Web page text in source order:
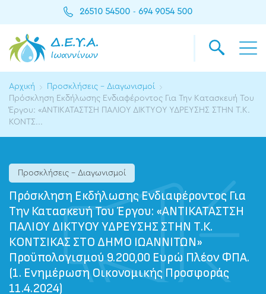
26510 54500 - 694 9054 500
Αρχική
Προσκλήσεις - Διαγωνισμοί
Πρόσκληση Εκδήλωσης Ενδιαφέροντος Για Την Κατασκευή Του
Έργου: «ΑΝΤΙΚΑΤΑΣΤΣΗ ΠΑΛΙΟΥ ΔΙΚΤΥΟΥ ΥΔΡΕΥΣΗΣ ΣΤΗΝ Τ.Κ.
ΚΟΝΤΣ...
Προσκλήσεις - Διαγωνισμοί
Πρόσκληση Εκδήλωσης Ενδιαφέροντος Για
Την Κατασκευή Του Έργου: «ΑΝΤΙΚΑΤΑΣΤΣΗ
ΠΑΛΙΟΥ ΔΙΚΤΥΟΥ ΥΔΡΕΥΣΗΣ ΣΤΗΝ Τ.Κ.
ΚΟΝΤΣΙΚΑΣ ΣΤΟ ΔΗΜΟ ΙΩΑΝΝΙΤΩΝ»
Προϋπολογισμού 9.200,00 Ευρώ Πλέον ΦΠΑ.
(1. Ενημέρωση Οικονομικής Προσφοράς
11.4.2024)